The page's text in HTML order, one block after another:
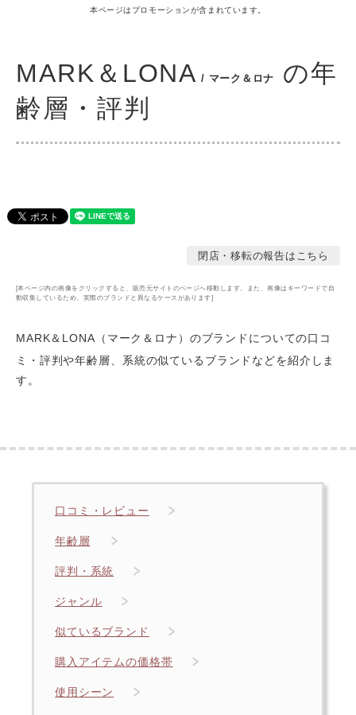
本ページはプロモーションが含まれています。
MARK＆LONA / マーク＆ロナ
の年
齢層・評判
閉店・移転の報告はこちら
[本ページ内の画像をクリックすると、販売元サイトのページへ移動します。また、画像はキーワードで自
動収集しているため、実際のブランドと異なるケースがあります]
MARK＆LONA（マーク＆ロナ）のブランドについての口コ
ミ・評判や年齢層
、系統の似ているブランドなどを紹介しま
す。
口コミ・レビュー
年齢層
評判・系統
ジャンル
似ているブランド
購入アイテムの価格帯
使用シーン